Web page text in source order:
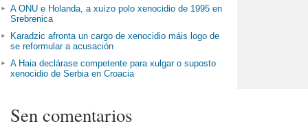
A ONU e Holanda, a xuízo polo xenocidio de 1995 en
Srebrenica
Karadzic afronta un cargo de xenocidio máis logo de
se reformular a acusación
A Haia declárase competente para xulgar o suposto
xenocidio de Serbia en Croacia
Sen comentarios